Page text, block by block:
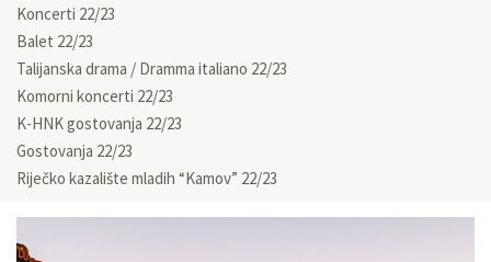
Koncerti 22/23
Balet 22/23
Talijanska drama / Dramma italiano 22/23
Komorni koncerti 22/23
K-HNK gostovanja 22/23
Gostovanja 22/23
Riječko kazalište mladih “Kamov” 22/23